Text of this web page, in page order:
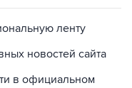
ленту
новостей сайта
в официальном